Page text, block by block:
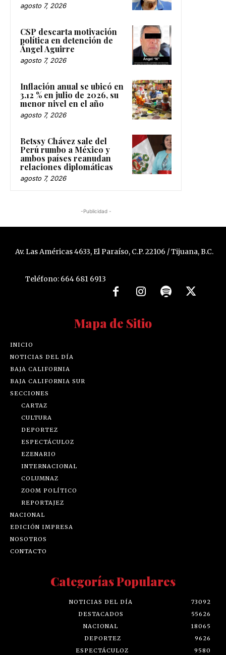
agosto 7, 2026
CSP descarta motivación
política en detención de
Ángel Aguirre
agosto 7, 2026
Inflación anual se ubicó en
3.12 % en julio de 2026, su
menor nivel en el año
agosto 7, 2026
Betssy Chávez sale del
Perú rumbo a México y
ambos países reanudan
relaciones diplomáticas
agosto 7, 2026
-Publicidad -
Av. Las Américas 4633, El Paraíso, C.P. 22106 / Tijuana, B.C.
Teléfono: 664 681 6913
Mapa de Sitio
INICIO
NOTICIAS DEL DÍA
BAJA CALIFORNIA
BAJA CALIFORNIA SUR
SECCIONES
CARTAZ
CULTURA
DEPORTEZ
ESPECTÁCULOZ
EZENARIO
INTERNACIONAL
COLUMNAZ
ZOOM POLÍTICO
REPORTAJEZ
NACIONAL
EDICIÓN IMPRESA
NOSOTROS
CONTACTO
Categorías Populares
NOTICIAS DEL DÍA
73092
DESTACADOS
55626
NACIONAL
18065
DEPORTEZ
9626
ESPECTÁCULOZ
9580